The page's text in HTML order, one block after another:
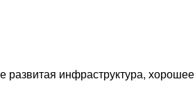
развитая инфраструктура, хорошее